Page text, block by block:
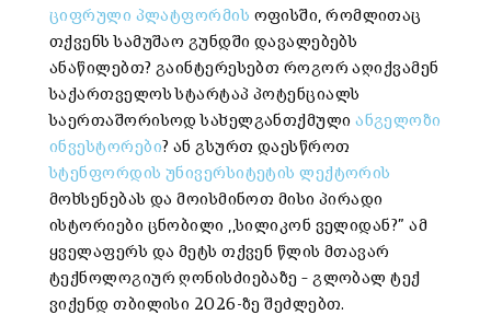
ციფრული პლატფორმის ოფისში, რომლითაც
თქვენს სამუშაო გუნდში დავალებებს
ანაწილებთ? გაინტერესებთ როგორ აღიქვამენ
საქართველოს სტარტაპ პოტენციალს
საერთაშორისოდ სახელგანთქმულიანგელოზი
ინვესტორები? ან გსურთ დაესწროთ
სტენფორდის უნივერსიტეტის ლექტორის
მოხსენებას და მოისმინოთ მისი პირადი
ისტორიები ცნობილი ,,სილიკონ ველიდან?” ამ
ყველაფერს და მეტს თქვენ წლის მთავარ
ტექნოლოგიურ ღონისძიებაზე – გლობალ ტექ
ვიქენდ თბილისი 2026-ზე შეძლებთ.